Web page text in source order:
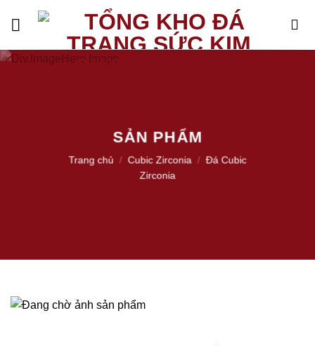
SẢN PHẨM
Trang chủ / Cubic Zirconia / Đá Cubic
Zirconia